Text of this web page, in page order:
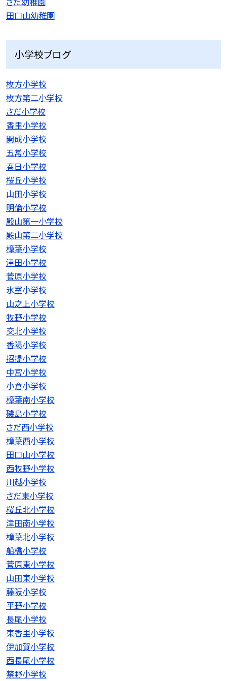
田口山幼稚園
小学校ブログ
枚方小学校
枚方第二小学校
さだ小学校
香里小学校
開成小学校
五常小学校
春日小学校
桜丘小学校
山田小学校
明倫小学校
殿山第一小学校
殿山第二小学校
樟葉小学校
津田小学校
菅原小学校
氷室小学校
山之上小学校
牧野小学校
交北小学校
香陽小学校
招提小学校
中宮小学校
小倉小学校
樟葉南小学校
磯島小学校
さだ西小学校
樟葉西小学校
田口山小学校
西牧野小学校
川越小学校
さだ東小学校
桜丘北小学校
津田南小学校
樟葉北小学校
船橋小学校
菅原東小学校
山田東小学校
藤阪小学校
平野小学校
長尾小学校
東香里小学校
伊加賀小学校
西長尾小学校
禁野小学校